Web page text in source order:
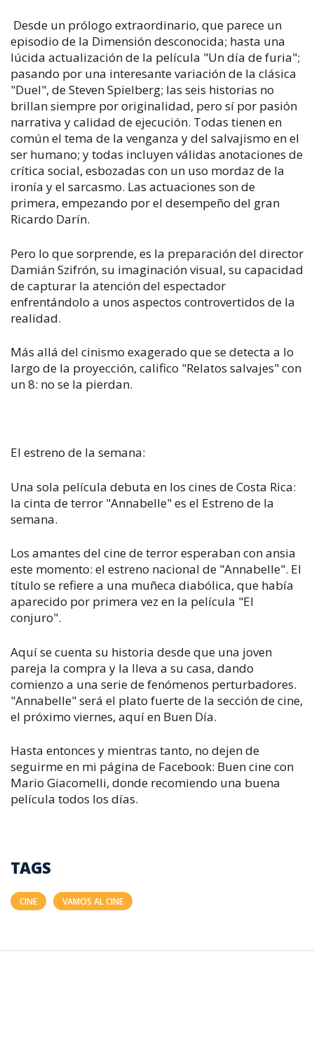
Desde un prólogo extraordinario, que parece un
episodio de la Dimensión desconocida; hasta una
lúcida actualización de la película "Un día de furia";
pasando por una interesante variación de la clásica
"Duel", de Steven Spielberg; las seis historias no
brillan siempre por originalidad, pero sí por pasión
narrativa y calidad de ejecución. Todas tienen en
común el tema de la venganza y del salvajismo en el
ser humano; y todas incluyen válidas anotaciones de
crítica social, esbozadas con un uso mordaz de la
ironía y el sarcasmo. Las actuaciones son de
primera, empezando por el desempeño del gran
Ricardo Darín.
Pero lo que sorprende, es la preparación del director
Damián Szifrón, su imaginación visual, su capacidad
de capturar la atención del espectador
enfrentándolo a unos aspectos controvertidos de la
realidad.
Más allá del cinismo exagerado que se detecta a lo
largo de la proyección, califico "Relatos salvajes" con
un 8: no se la pierdan.
El estreno de la semana:
Una sola película debuta en los cines de Costa Rica:
la cinta de terror "Annabelle" es el Estreno de la
semana.
Los amantes del cine de terror esperaban con ansia
este momento: el estreno nacional de "Annabelle". El
título se refiere a una muñeca diabólica, que había
aparecido por primera vez en la película "El
conjuro".
Aquí se cuenta su historia desde que una joven
pareja la compra y la lleva a su casa, dando
comienzo a una serie de fenómenos perturbadores.
"Annabelle" será el plato fuerte de la sección de cine,
el próximo viernes, aquí en Buen Día.
Hasta entonces y mientras tanto, no dejen de
seguirme en mi página de Facebook: Buen cine con
Mario Giacomelli, donde recomiendo una buena
película todos los días.
TAGS
CINE VAMOS AL CINE